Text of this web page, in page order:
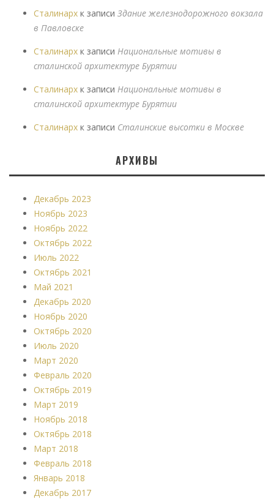
Сталинарх к записи Здание железнодорожного вокзала
в Павловске
Сталинарх к записи Национальные мотивы в
сталинской архитектуре Бурятии
Сталинарх к записи Национальные мотивы в
сталинской архитектуре Бурятии
Сталинарх к записи Сталинские высотки в Москве
АРХИВЫ
Декабрь 2023
Ноябрь 2023
Ноябрь 2022
Октябрь 2022
Июль 2022
Октябрь 2021
Май 2021
Декабрь 2020
Ноябрь 2020
Октябрь 2020
Июль 2020
Март 2020
Февраль 2020
Октябрь 2019
Март 2019
Ноябрь 2018
Октябрь 2018
Март 2018
Февраль 2018
Январь 2018
Декабрь 2017